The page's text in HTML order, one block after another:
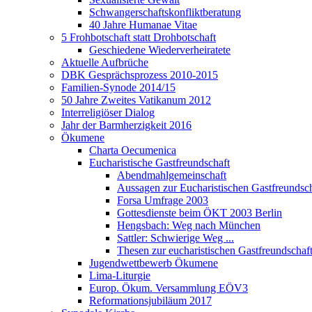
Schwangerschaftskonfliktberatung
40 Jahre Humanae Vitae
5 Frohbotschaft statt Drohbotschaft
Geschiedene Wiederverheiratete
Aktuelle Aufbrüche
DBK Gesprächsprozess 2010-2015
Familien-Synode 2014/15
50 Jahre Zweites Vatikanum 2012
Interreligiöser Dialog
Jahr der Barmherzigkeit 2016
Ökumene
Charta Oecumenica
Eucharistische Gastfreundschaft
Abendmahlgemeinschaft
Aussagen zur Eucharistischen
Forsa Umfrage 2003
Gottesdienste beim ÖKT 2003 Berlin
Hengsbach: Weg nach München
Sattler: Schwierige Weg ...
Thesen zur eucharistischen Gastfreundschaft
Jugendwettbewerb Ökumene
Lima-Liturgie
Europ. Ökum. Versammlung EÖV3
Reformationsjubiläum 2017